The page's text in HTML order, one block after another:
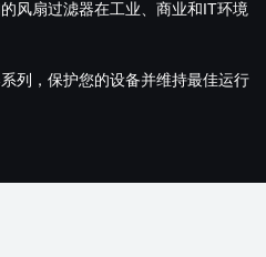
风扇过滤器在工业、商业和IT环境
列，保护您的设备并维持最佳运行